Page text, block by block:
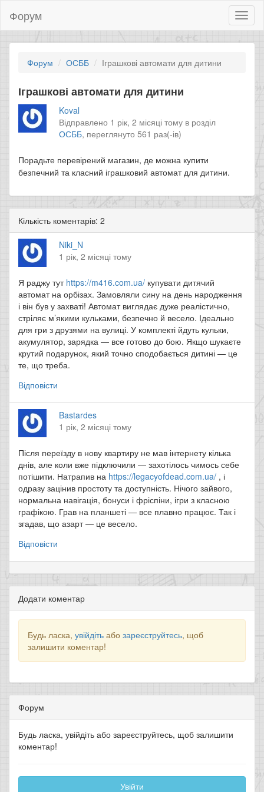
Форум
Форум ОСББ Іграшкові автомати для дитини
Іграшкові автомати для дитини
Koval
Відправлено 1 рік, 2 місяці тому в розділ
ОСББ, переглянуто 561 раз(-ів)
Порадьте перевірений магазин, де можна купити
безпечний та класний іграшковий автомат для дитини.
Кількість коментарів: 2
Niki_N
1 рік, 2 місяці тому
Я раджу тут https://m416.com.ua/ купувати дитячий
автомат на орбізах. Замовляли сину на день народження
і він був у захваті! Автомат виглядає дуже реалістично,
стріляє м’якими кульками, безпечно й весело. Ідеально
для гри з друзями на вулиці. У комплекті йдуть кульки,
акумулятор, зарядка — все готово до бою. Якщо шукаєте
крутий подарунок, який точно сподобається дитині — це
те, що треба.
Відповісти
Bastardes
1 рік, 2 місяці тому
Після переїзду в нову квартиру не мав інтернету кілька
днів, але коли вже підключили — захотілось чимось себе
потішити. Натрапив на https://legacyofdead.com.ua/ , і
одразу зацінив простоту та доступність. Нічого зайвого,
нормальна навігація, бонуси і фріспіни, ігри з класною
графікою. Грав на планшеті — все плавно працює. Так і
згадав, що азарт — це весело.
Відповісти
Додати коментар
Будь ласка, увійдіть або зареєструйтесь, щоб
залишити коментар!
Форум
Будь ласка, увійдіть або зареєструйтесь, щоб залишити
коментар!
Увійти